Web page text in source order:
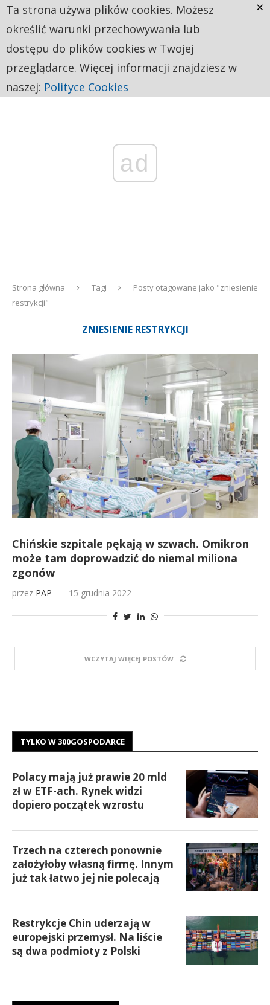
ad
Strona główna Tagi
Posty otagowane jako "zniesienie
restrykcji"
ZNIESIENIE RESTRYKCJI
Chińskie szpitale pękają w szwach. Omikron
może tam doprowadzić do niemal miliona
zgonów
przez PAP 15 grudnia 2022
WCZYTAJ WIĘCEJ POSTÓW
TYLKO W 300GOSPODARCE
Polacy mają już prawie 20 mld
zł w ETF-ach. Rynek widzi
dopiero początek wzrostu
Trzech na czterech ponownie
założyłoby własną firmę. Innym
już tak łatwo jej nie polecają
Restrykcje Chin uderzają w
europejski przemysł. Na liście
są dwa podmioty z Polski
Ta strona używa plików cookies. Możesz
określić warunki przechowywania lub
dostępu do plików cookies w Twojej
przeglądarce. Więcej informacji znajdziesz w
naszej: Polityce Cookies
×